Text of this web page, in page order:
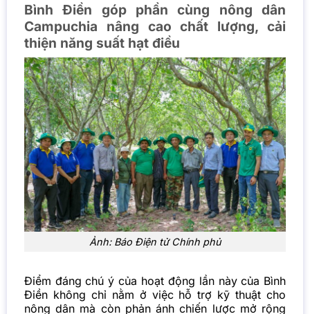
Bình Điền góp phần cùng nông dân
Campuchia nâng cao chất lượng, cải
thiện năng suất hạt điều
Ảnh: Báo Điện tử Chính phủ
Điểm đáng chú ý của hoạt động lần này của Bình
Điền không chỉ nằm ở việc hỗ trợ kỹ thuật cho
nông dân mà còn phản ánh chiến lược mở rộng